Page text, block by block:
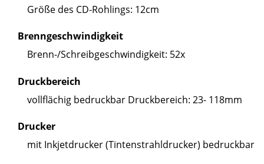
Größe des CD-Rohlings: 12cm
Brenngeschwindigkeit
Brenn-/Schreibgeschwindigkeit: 52x
Druckbereich
vollflächig bedruckbar Druckbereich: 23- 118mm
Drucker
mit Inkjetdrucker (Tintenstrahldrucker) bedruckbar